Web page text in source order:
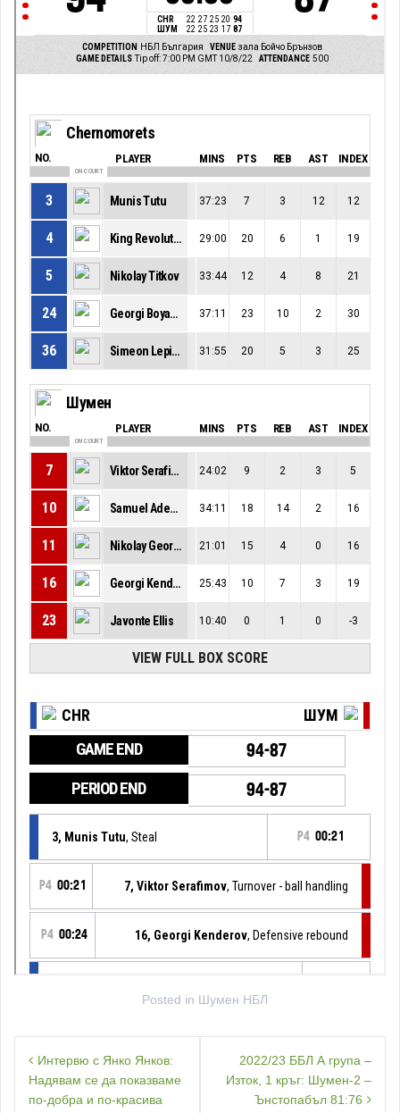
Posted in Шумен НБЛ
Навигация
Интервю с Янко Янков:
Надявам се да показваме
по-добра и по-красива
2022/23 ББЛ А група –
Изток, 1 кръг: Шумен-2 –
Ънстопабъл 81:76